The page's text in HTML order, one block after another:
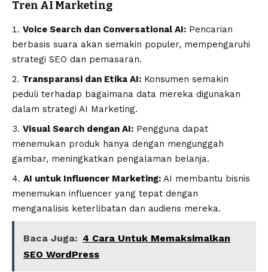
Tren AI Marketing
Voice Search dan Conversational AI: Pencarian
berbasis suara akan semakin populer, mempengaruhi
strategi SEO dan pemasaran.
Transparansi dan Etika AI: Konsumen semakin
peduli terhadap bagaimana data mereka digunakan
dalam strategi AI Marketing.
Visual Search dengan AI: Pengguna dapat
menemukan produk hanya dengan mengunggah
gambar, meningkatkan pengalaman belanja.
AI untuk Influencer Marketing: AI membantu bisnis
menemukan influencer yang tepat dengan
menganalisis keterlibatan dan audiens mereka.
Baca Juga: 4 Cara Untuk Memaksimalkan
SEO WordPress